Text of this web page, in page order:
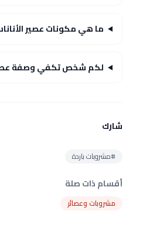
ما هي مكونات عصير
لكم شخص تكفي وصفة
شارك
#مشروبات باردة
أقسام ذات صلة
مشروبات وعصائر